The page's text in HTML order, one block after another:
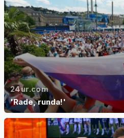
24ur.com
'Rade, runda!'